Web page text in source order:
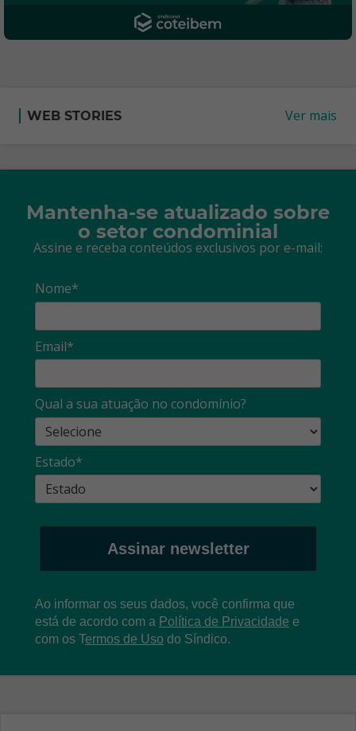
WEB STORIES Ver mais
Mantenha-se atualizado sobre
o setor condominial
Assine e receba conteúdos exclusivos por e-mail:
Nome*
Email*
Qual a sua atuação no condomínio?
Estado*
Assinar newsletter
Ao informar os seus dados, você confirma que
está de acordo com a Política de Privacidade e
com os Termos de Uso do Síndico.